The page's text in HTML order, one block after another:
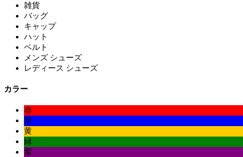
雑貨
バッグ
キャップ
ハット
ベルト
メンズ シューズ
レディース シューズ
カラー
赤
青
黄
緑
紫